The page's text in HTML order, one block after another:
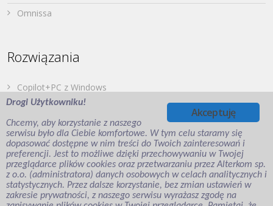
Omnissa
Rozwiązania
Copilot+PC z Windows
Dell PowerStore
Druk z urządzeń mobilnych
Japońska Twierdza – Hitachi Vantara
Wirtualizacja aplikacji i desktopów
Veeam Backup for Microsoft Entra ID
Akceptuję
Drogi Użytkowniku!
Chcemy, aby korzystanie z naszego
serwisu było dla Ciebie komfortowe. W tym celu staramy się
dopasować dostępne w nim treści do Twoich zainteresowań i
preferencji. Jest to możliwe dzięki przechowywaniu w Twojej
przeglądarce plików cookies oraz przetwarzaniu przez Alterkom sp.
z o.o. (administratora) danych osobowych w celach analitycznych i
statystycznych. Przez dalsze korzystanie, bez zmian ustawień w
zakresie prywatności, z naszego serwisu wyrażasz zgodę na